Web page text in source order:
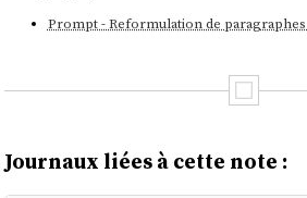
Prompt - Reformulation de
Journaux liées à cette note :